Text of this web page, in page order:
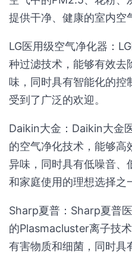
提供干净、健康的室内空
LG医用级空气净化器：
种过滤技术，能够有效去
味，同时具有智能化的控
受到了广泛的欢迎。
Daikin大金：Daikin大金
的空气净化技术，能够高
异味，同时具有低噪音、
和家庭使用的理想选择之
Sharp夏普：Sharp夏普
的Plasmacluster离子技
有害物质和细菌，同时具